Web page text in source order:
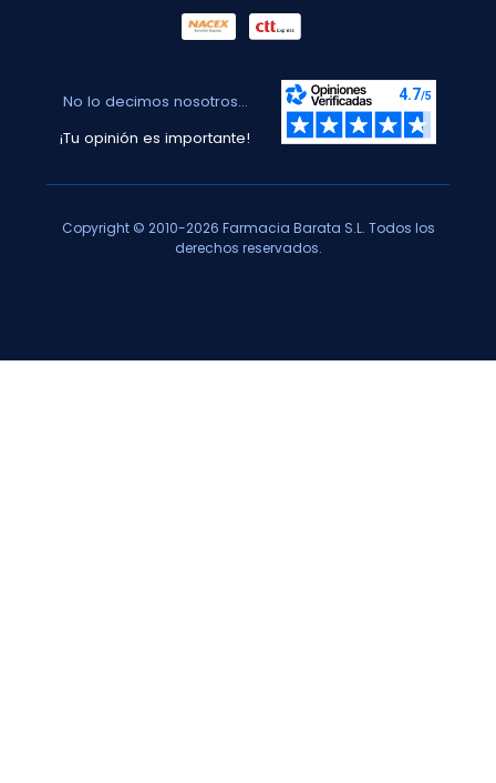
No lo decimos nosotros...
¡Tu opinión es importante!
Copyright © 2010-2026 Farmacia Barata S.L. Todos los
derechos reservados.